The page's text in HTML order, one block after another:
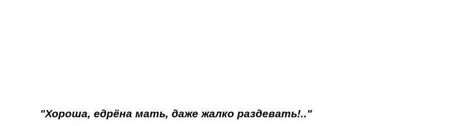
"Хороша, едрёна мать, даже жалко раздевать!.."